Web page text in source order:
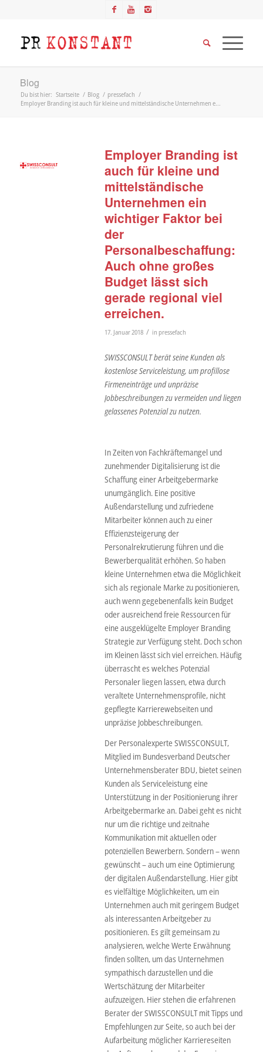
Blog
Du bist hier: Startseite / Blog / pressefach /
Employer Branding ist auch für kleine und mittelständische Unternehmen e...
Employer Branding ist
auch für kleine und
mittelständische
Unternehmen ein
wichtiger Faktor bei
der
Personalbeschaffung:
Auch ohne großes
Budget lässt sich
gerade regional viel
erreichen.
17. Januar 2018 / in pressefach
SWISSCONSULT berät seine Kunden als
kostenlose Serviceleistung, um profillose
Firmeneinträge und unpräzise
Jobbeschreibungen zu vermeiden und liegen
gelassenes Potenzial zu nutzen.
In Zeiten von Fachkräftemangel und
zunehmender Digitalisierung ist die
Schaffung einer Arbeitgebermarke
unumgänglich. Eine positive
Außendarstellung und zufriedene
Mitarbeiter können auch zu einer
Effizienzsteigerung der
Personalrekrutierung führen und die
Bewerberqualität erhöhen. So haben
kleine Unternehmen etwa die Möglichkeit
sich als regionale Marke zu positionieren,
auch wenn gegebenenfalls kein Budget
oder ausreichend freie Ressourcen für
eine ausgeklügelte Employer Branding
Strategie zur Verfügung steht. Doch schon
im Kleinen lässt sich viel erreichen. Häufig
überrascht es welches Potenzial
Personaler liegen lassen, etwa durch
veraltete Unternehmensprofile, nicht
gepflegte Karrierewebseiten und
unpräzise Jobbeschreibungen.
Der Personalexperte SWISSCONSULT,
Mitglied im Bundesverband Deutscher
Unternehmensberater BDU, bietet seinen
Kunden als Serviceleistung eine
Unterstützung in der Positionierung ihrer
Arbeitgebermarke an. Dabei geht es nicht
nur um die richtige und zeitnahe
Kommunikation mit aktuellen oder
potenziellen Bewerbern. Sondern – wenn
gewünscht – auch um eine Optimierung
der digitalen Außendarstellung. Hier gibt
es vielfältige Möglichkeiten, um ein
Unternehmen auch mit geringem Budget
als interessanten Arbeitgeber zu
positionieren. Es gilt gemeinsam zu
analysieren, welche Werte Erwähnung
finden sollten, um das Unternehmen
sympathisch darzustellen und die
Wertschätzung der Mitarbeiter
aufzuzeigen. Hier stehen die erfahrenen
Berater der SWISSCONSULT mit Tipps und
Empfehlungen zur Seite, so auch bei der
Aufarbeitung möglicher Karriereseiten